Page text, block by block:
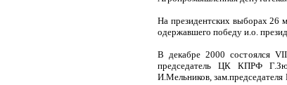
На президентских выборах 26
одержавшего пoбеду и.о.
В декабре 2000 состоялся
председатель ЦК КПРФ
И.Мельников,